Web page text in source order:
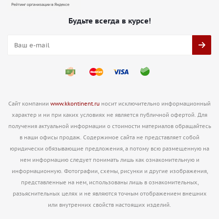
Будьте всегда в курсе!
Сайт компании www.kkontinent.ru носит исключительно информационный
характер и ни при каких условиях не является публичной офертой. Для
получения актуальной информации о стоимости материалов обращайтесь
в наши офисы продаж. Содержимое сайта не представляет собой
юридически обязывающие предложения, а потому всю размещенную на
нем информацию следует понимать лишь как ознакомительную и
информационную. Фотографии, схемы, рисунки и другие изображения,
представленные на нем, использованы лишь в ознакомительных,
разьяснительных целях и не являются точным отображением внешних
или внутренних свойств настоящих изделий.